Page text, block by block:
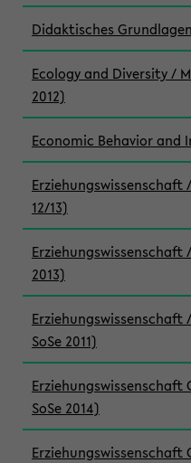
Didaktisches
Ecology and Diversity /
2012)
Economic Behavior
Erziehungswissenschaft
12/13)
Erziehungswissenschaft
2013)
SoSe 2011)
Erziehungswissenschaft
SoSe 2014)
Erziehungswissenschaft